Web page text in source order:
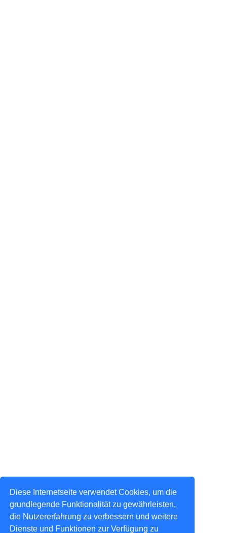
Diese Internetseite verwendet Cookies, um die
grundlegende Funktionalität zu gewährleisten,
die Nutzererfahrung zu verbessern und weitere
Dienste und Funktionen zur Verfügung zu